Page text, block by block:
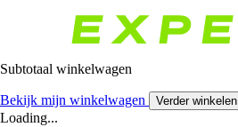
Subtotaal winkelwagen
Bekijk mijn winkelwagen Verder winkelen
Loading...